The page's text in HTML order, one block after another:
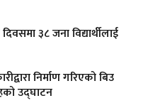
३८ जना विद्यार्थीलाई
निर्माण गरिएको बिउ
उद्घाटन